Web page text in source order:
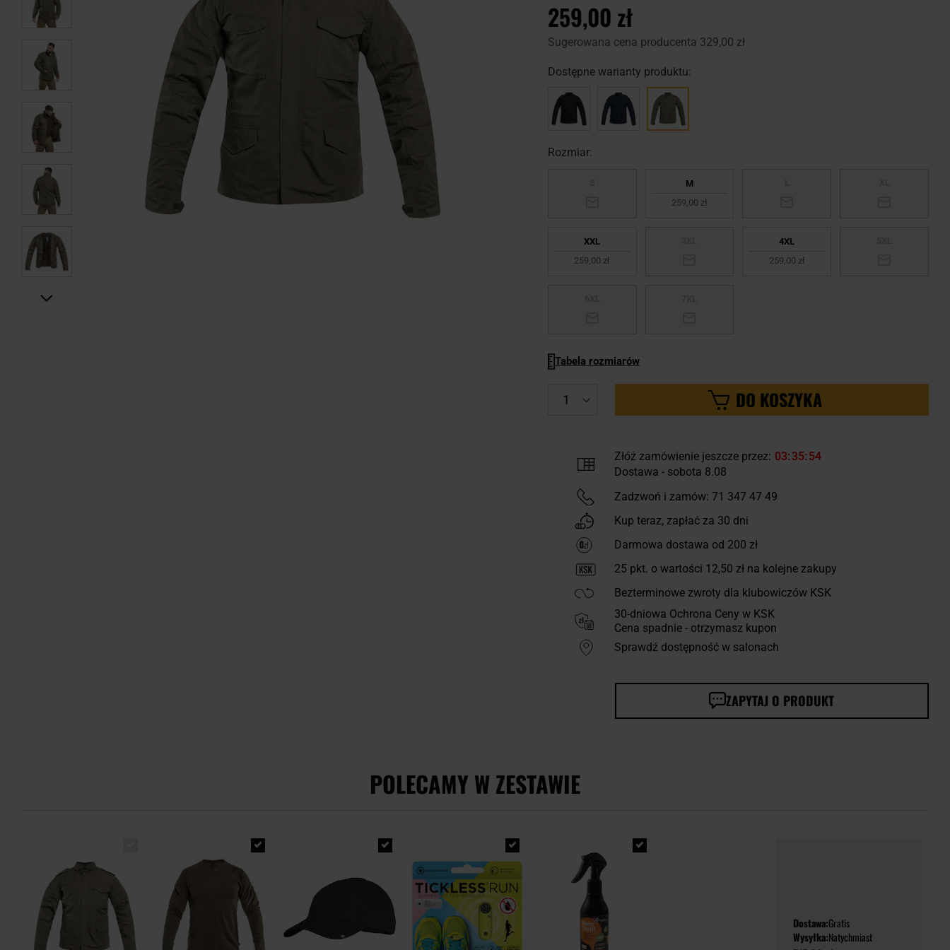
259,00 zł
Sugerowana cena producenta 329,00 zł
Dostępne warianty produktu:
Rozmiar:
M
259,00 zł
XXL
259,00 zł
4XL
259,00 zł
Tabela rozmiarów
DO KOSZYKA
Złóż zamówienie jeszcze przez: 03 35 53
Dostawa - sobota 8.08
Zadzwoń i zamów: 71 347 47 49
Kup teraz, zapłać za 30 dni
Darmowa dostawa od 200 zł
25 pkt. o wartości 12,50 złna kolejne zakupy
Bezterminowe zwroty dla klubowiczów KSK
30-dniowa Ochrona Ceny w KSK
Cena spadnie - otrzymasz kupon
Sprawdź dostępność w salonach
ZAPYTAJ O PRODUKT
POLECAMY W ZESTAWIE
Dostawa:Gratis
Wysyłka:Natychmiast